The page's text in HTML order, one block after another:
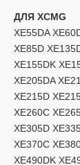
ДЛЯ XCMG
XE55DA
XE85D
XE155DK
XE205DA
XE215D
XE260C
XE305D
XE370C
XE490DK